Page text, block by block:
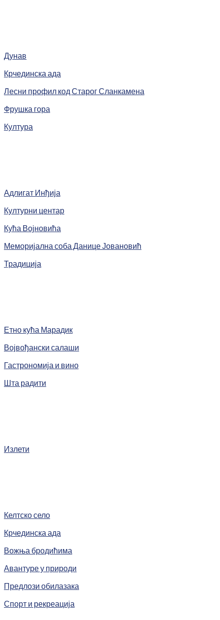
Дунав
Крчединска ада
Лесни профил код Старог Сланкамена
Фрушка гора
Култура
Адлигат Инђија
Културни центар
Кућа Војновића
Меморијална соба Данице Јовановић
Традиција
Етно кућа Марадик
Војвођански салаши
Гастрономија и вино
Шта радити
Излети
Келтско село
Крчединска ада
Вожња бродићима
Авантуре у природи
Предлози обилазака
Спорт и рекреација